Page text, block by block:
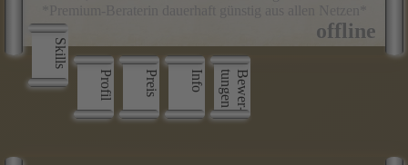
Skills
Profil
Preis Info B
e
w
e
r
­
t
u
n
g
e
n